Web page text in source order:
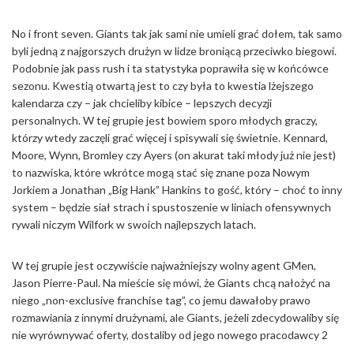
No i front seven. Giants tak jak sami nie umieli grać dołem, tak samo
byli jedną z najgorszych drużyn w lidze broniącą przeciwko biegowi.
Podobnie jak pass rush i ta statystyka poprawiła się w końcówce
sezonu. Kwestią otwartą jest to czy była to kwestia lżejszego
kalendarza czy – jak chcieliby kibice – lepszych decyzji
personalnych. W tej grupie jest bowiem sporo młodych graczy,
którzy wtedy zaczęli grać więcej i spisywali się świetnie. Kennard,
Moore, Wynn, Bromley czy Ayers (on akurat taki młody już nie jest)
to nazwiska, które wkrótce mogą stać się znane poza Nowym
Jorkiem a Jonathan „Big Hank” Hankins to gość, który – choć to inny
system – będzie siał strach i spustoszenie w liniach ofensywnych
rywali niczym Wilfork w swoich najlepszych latach.
W tej grupie jest oczywiście najważniejszy wolny agent GMen,
Jason Pierre-Paul. Na mieście się mówi, że Giants chcą nałożyć na
niego „non-exclusive franchise tag”, co jemu dawałoby prawo
rozmawiania z innymi drużynami, ale Giants, jeżeli zdecydowaliby się
nie wyrównywać oferty, dostaliby od jego nowego pracodawcy 2